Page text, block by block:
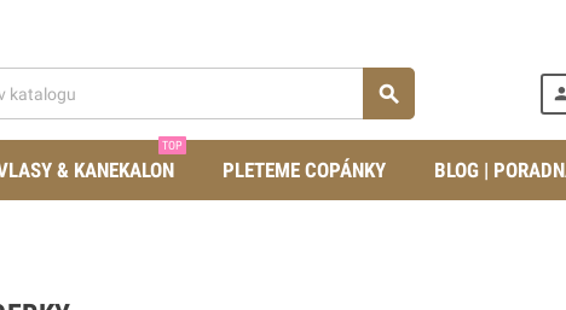
search
& KANEKALON
TOP
PLETEME COPÁNKY BLOG |